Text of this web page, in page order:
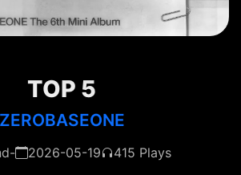
TOP 5
ZEROBASEONE
2026-05-19 415 Plays